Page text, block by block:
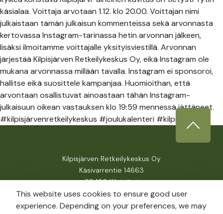
käsialaa. Voittaja arvotaan 1.12. klo 20.00. Voittajan nimi
julkaistaan tämän julkaisun kommenteissa sekä arvonnasta
kertovassa Instagram-tarinassa hetin arvonnan jälkeen,
lisäksi ilmoitamme voittajalle yksityisviestillä. Arvonnan
järjestää Kilpisjärven Retkeilykeskus Oy, eikä Instagram ole
mukana arvonnassa millään tavalla. Instagram ei sponsoroi,
hallitse eikä suosittele kampanjaa. Huomioithan, että
arvontaan osallistuvat ainoastaan tähän Instagram-
julkaisuun oikean vastauksen klo 19:59 mennessä jättäneet.
#kilpisjärvenretkeilykeskus #joulukalenteri #kilpisjärvi
Kilpisjärven Retkeilykeskus Oy
Käsivarrentie 14663
99490 Kilpisjärvi
info@kilpisjarvicamping.com
This website uses cookies to ensure good user
experience. Depending on your preferences, we may